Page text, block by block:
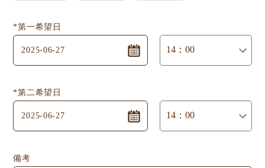
*第一希望日
*第二希望日
備考